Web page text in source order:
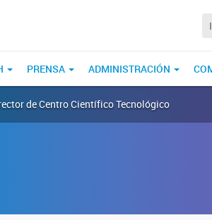
PRENSA ADMINISTRACIÓN
de Centro Científico Tecnológico